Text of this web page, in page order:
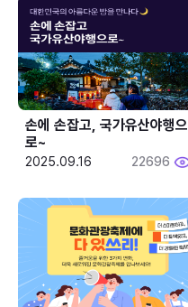
손에 손잡고, 국가유산야행으
로~
2025.09.16 22696